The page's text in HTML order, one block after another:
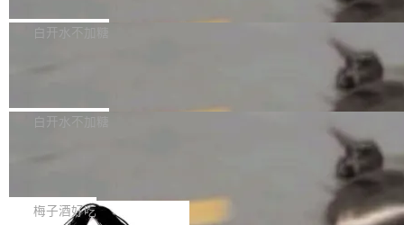
员工参与设立的专项资产管理计划。其中，Dee
获配9...
一个回归问题，该问题导致拉取镜像时会拒绝包
题，该问题可能导致在旧版 Linux 内核...
e 孵化器项目管理委员会（IPMC）投票中获得
P）！这一里程碑不仅标志着 Fluss 迈入新的发
白开水不加糖
长期停止内容更新，未能实现其作为“AI版维基百
提交的编辑请求也长期处于待处理状态。 Groki
白开水不加糖
是这样的：配 MessageSource 的 Bean、写 R
梅子酒好吃